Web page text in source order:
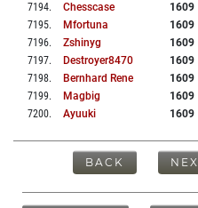
7194. Chesscase 1609
7195. Mfortuna 1609
7196. Zshinyg 1609
7197. Destroyer8470 1609
7198. Bernhard Rene 1609
7199. Magbig 1609
7200. Ayuuki 1609
BACK